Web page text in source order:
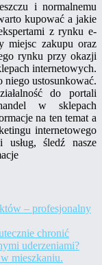
i normalnemu
kupować a jakie
z rynku e-
miejsc zakupu oraz
rynku przy okazji
internetowych.
niego ustosunkować.
do portali
w sklepach
na ten temat a
internetowego
śledź nasze
– profesjonalny
chronić
uderzeniami?
mieszkaniu.